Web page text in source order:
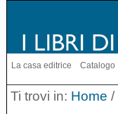
La casa editrice Catalogo
Ti trovi in: Home /